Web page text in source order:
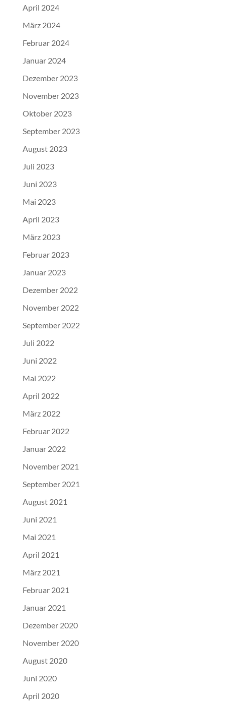
April 2024
März 2024
Februar 2024
Januar 2024
Dezember 2023
November 2023
Oktober 2023
September 2023
August 2023
Juli 2023
Juni 2023
Mai 2023
April 2023
März 2023
Februar 2023
Januar 2023
Dezember 2022
November 2022
September 2022
Juli 2022
Juni 2022
Mai 2022
April 2022
März 2022
Februar 2022
Januar 2022
November 2021
September 2021
August 2021
Juni 2021
Mai 2021
April 2021
März 2021
Februar 2021
Januar 2021
Dezember 2020
November 2020
August 2020
Juni 2020
April 2020